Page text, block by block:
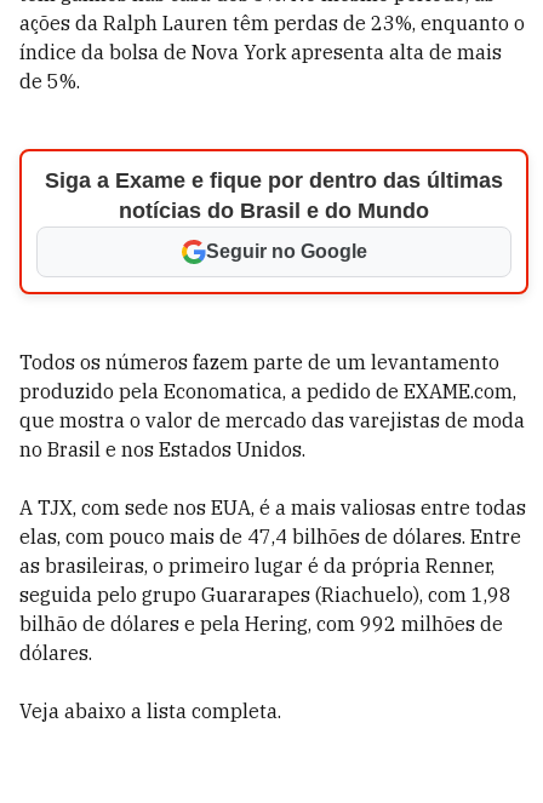
ações da Ralph Lauren têm perdas de 23%, enquanto o
índice da bolsa de Nova York apresenta alta de mais
de 5%.
Siga a Exame e fique por dentro das últimas
notícias do Brasil e do Mundo
Seguir no Google
Todos os números fazem parte de um levantamento
produzido pela Economatica, a pedido de EXAME.com,
que mostra o valor de mercado das varejistas de moda
no Brasil e nos Estados Unidos.
A TJX, com sede nos EUA, é a mais valiosas entre todas
elas, com pouco mais de 47,4 bilhões de dólares. Entre
as brasileiras, o primeiro lugar é da própria Renner,
seguida pelo grupo Guararapes (Riachuelo), com 1,98
bilhão de dólares e pela Hering, com 992 milhões de
dólares.
Veja abaixo a lista completa.